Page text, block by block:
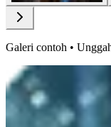
Galeri contoh •